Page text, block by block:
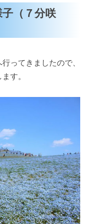
（７分咲
ってきましたので、
す。